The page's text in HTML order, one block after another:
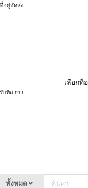
ที่อยู่จัดส่ง
เลือกที่
รับที่สาขา
ทั้งหมด